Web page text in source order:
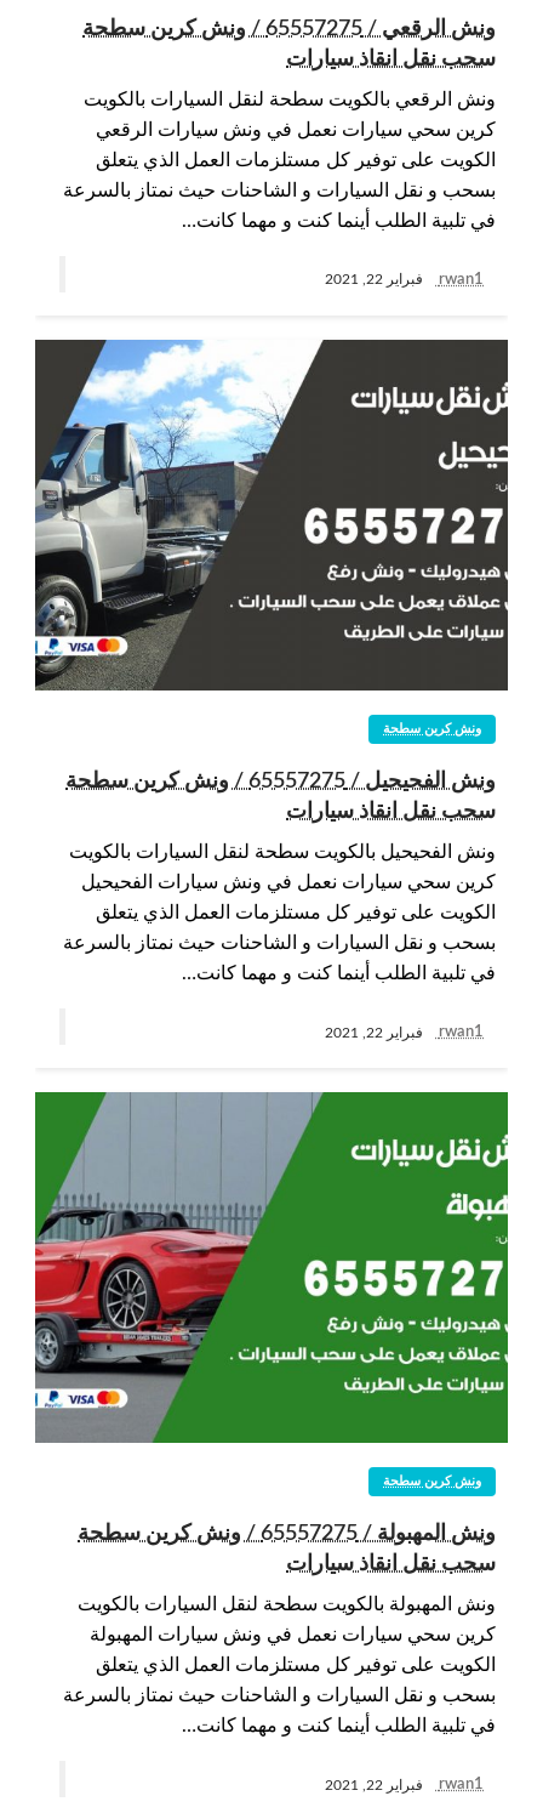
ونش الرقعي / 65557275 / ونش كرين سطحة
سحب نقل انقاذ سيارات
ونش الرقعي بالكويت سطحة لنقل السيارات بالكويت
كرين سحي سيارات نعمل في ونش سيارات الرقعي
الكويت على توفير كل مستلزمات العمل الذي يتعلق
بسحب و نقل السيارات و الشاحنات حيث نمتاز بالسرعة
في تلبية الطلب أينما كنت و مهما كانت…
rwan1 فبراير 22, 2021
ونش كرين سطحة
ونش الفحيحيل / 65557275 / ونش كرين سطحة
سحب نقل انقاذ سيارات
ونش الفحيحيل بالكويت سطحة لنقل السيارات بالكويت
كرين سحي سيارات نعمل في ونش سيارات الفحيحيل
الكويت على توفير كل مستلزمات العمل الذي يتعلق
بسحب و نقل السيارات و الشاحنات حيث نمتاز بالسرعة
في تلبية الطلب أينما كنت و مهما كانت…
rwan1 فبراير 22, 2021
ونش كرين سطحة
ونش المهبولة / 65557275 / ونش كرين سطحة
سحب نقل انقاذ سيارات
ونش المهبولة بالكويت سطحة لنقل السيارات بالكويت
كرين سحي سيارات نعمل في ونش سيارات المهبولة
الكويت على توفير كل مستلزمات العمل الذي يتعلق
بسحب و نقل السيارات و الشاحنات حيث نمتاز بالسرعة
في تلبية الطلب أينما كنت و مهما كانت…
rwan1 فبراير 22, 2021